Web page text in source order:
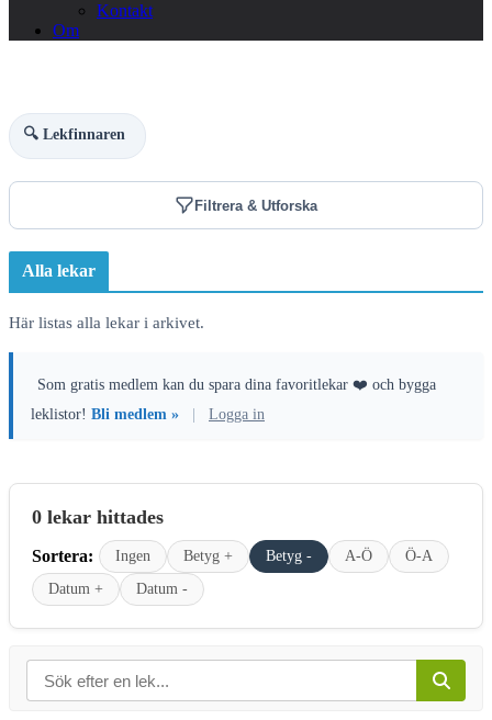
Kontakt
Om
🔍 Lekfinnaren
Filtrera & Utforska
Alla lekar
Här listas alla lekar i arkivet.
Som gratis medlem kan du spara dina favoritlekar ❤️ och bygga
leklistor! Bli medlem » Logga in
0 lekar hittades
Sortera: Ingen Betyg + Betyg - A-Ö
Ö-A
Datum +
Datum -